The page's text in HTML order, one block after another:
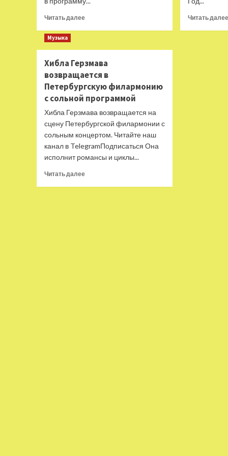
Читать далееПрочитать
вечеров
в
Петербургской
филармонии
Читать далее
Музыка
Хибла Герзмава
возвращается в
Петербургскую филармонию
с сольной программой
Хибла Герзмава возвращается на
сцену Петербургской филармонии с
сольным концертом. Читайте наш
канал в TelegramПодписаться Она
исполнит романсы и циклы...
Читать далееПрочитать